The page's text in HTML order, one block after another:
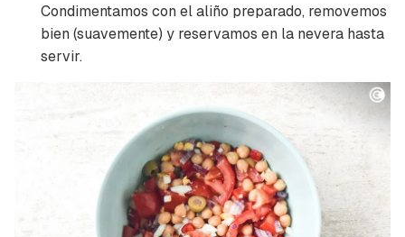
Condimentamos con el aliño preparado, removemos
bien (suavemente) y reservamos en la nevera hasta
servir.